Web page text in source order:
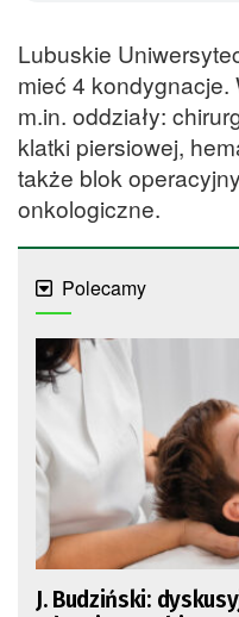
Lubuskie
mieć 4
m.in. oddziały:
klatki piersiowej,
także blok
onkologiczne.
Polecamy
J. Budziński: